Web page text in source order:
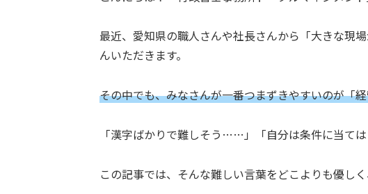
最近、愛知県の職人さんや社長さんから「大きな現
んいただきます。
その中でも、みなさんが一番つまずきやすいのが「
「漢字ばかりで難しそう……」「自分は条件に当て
この記事では、そんな難しい言葉をどこよりも優しく